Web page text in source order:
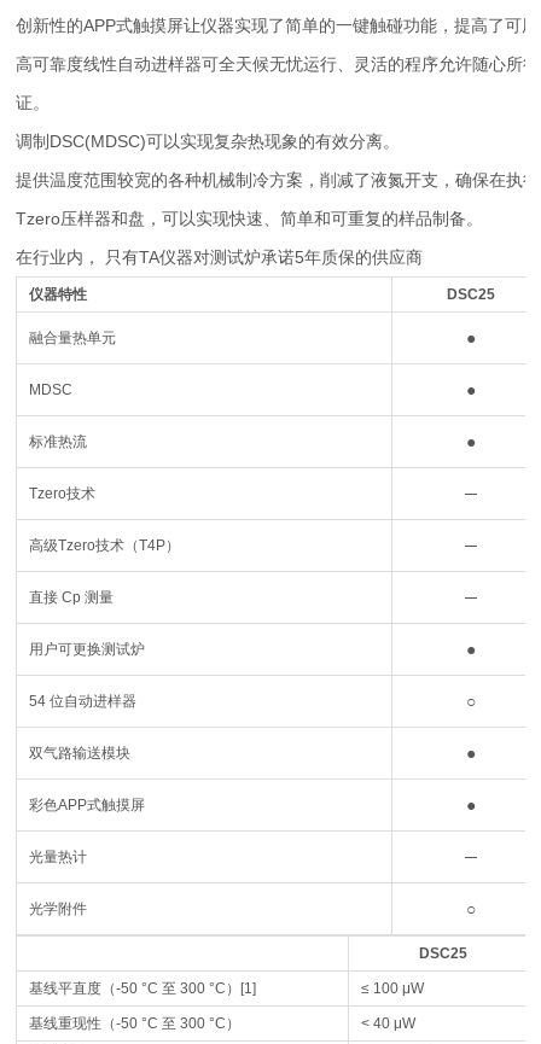
创新性的APP式触摸屏让仪器实现了简单的一键触碰功能，提高了可
高可靠度线性自动进样器可全天候无忧运行、灵活的程序允许随心所
证。
调制DSC(MDSC)可以实现复杂热现象的有效分离。
提供温度范围较宽的各种机械制冷方案，削减了液氮开支，确保在执
Tzero压样器和盘，可以实现快速、简单和可重复的样品制备。
在行业内， 只有TA仪器对测试炉承诺5年质保的供应商
仪器特性 DSC25
融合量热单元 ●
MDSC ●
标准热流 ●
Tzero技术 ─
高级Tzero技术（T4P） ─
直接 Cp 测量 ─
用户可更换测试炉 ●
54 位自动进样器 ○
双气路输送模块 ●
彩色APP式触摸屏 ●
光量热计 ─
光学附件 ○
DSC25
基线平直度（-50 °C 至 300 °C）[1] ≤ 100 μW
基线重现性（-50 °C 至 300 °C） < 40 μW